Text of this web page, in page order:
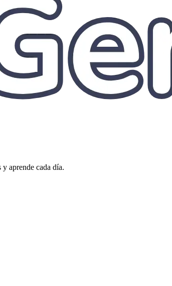
aprende cada día.